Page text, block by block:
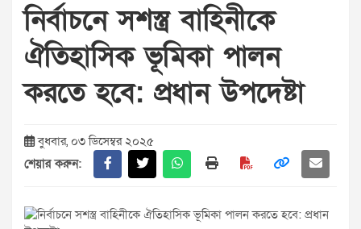
নির্বাচনে সশস্ত্র বাহিনীকে
ঐতিহাসিক ভূমিকা পালন
করতে হবে: প্রধান উপদেষ্টা
বুধবার, ০৩ ডিসেম্বর ২০২৫
শেয়ার করুন: